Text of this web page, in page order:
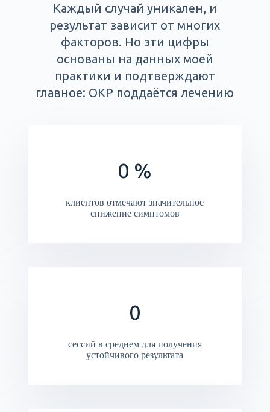
Каждый случай уникален, и
результат зависит от многих
факторов. Но эти цифры
основаны на данных моей
практики и подтверждают
главное: ОКР поддаётся лечению
0 %
клиентов отмечают значительное
снижение симптомов
0
сессий в среднем для получения
устойчивого результата